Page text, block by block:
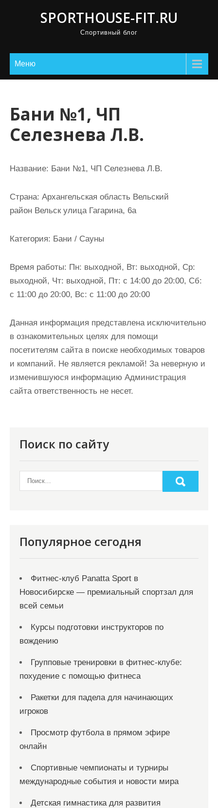
SPORTHOUSE-FIT.RU
Спортивный блог
Меню
Бани №1, ЧП
Селезнева Л.В.
Название: Бани №1, ЧП Селезнева Л.В.
Страна: Архангельская область Вельский
район Вельск улица Гагарина, 6а
Категория: Бани / Сауны
Время работы: Пн: выходной, Вт: выходной, Ср:
выходной, Чт: выходной, Пт: с 14:00 до 20:00, Сб:
с 11:00 до 20:00, Вс: с 11:00 до 20:00
Данная информация представлена исключительно
в ознакомительных целях для помощи
посетителям сайта в поиске необходимых товаров
и компаний. Не является рекламой! За неверную и
изменившуюся информацию Администрация
сайта ответственность не несет.
Поиск по сайту
Популярное сегодня
Фитнес-клуб Panatta Sport в
Новосибирске — премиальный спортзал для
всей семьи
Курсы подготовки инструкторов по
вождению
Групповые тренировки в фитнес-клубе:
похудение с помощью фитнеса
Ракетки для падела для начинающих
игроков
Просмотр футбола в прямом эфире
онлайн
Спортивные чемпионаты и турниры
международные события и новости мира
Детская гимнастика для развития